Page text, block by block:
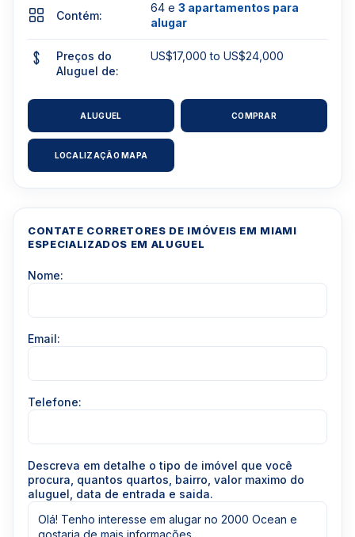
Contém:
64 e 3 apartamentos para
alugar
Preços do
Aluguel de:
US$17,000 to US$24,000
ALUGUEL COMPRAR
LOCALIZAÇÃO MAPA
CONTATE CORRETORES DE IMÓVEIS EM MIAMI
ESPECIALIZADOS EM ALUGUEL
Nome:
Email:
Telefone:
Descreva em detalhe o tipo de imóvel que você
procura, quantos quartos, bairro, valor maximo do
aluguel, data de entrada e saida.